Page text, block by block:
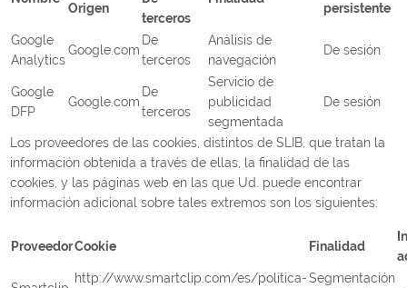
Origen
terceros
persistente
Google
Analytics
Google.com
De
terceros
Análisis de
navegación
De sesión
Google
DFP
Google.com
De
terceros
Servicio de
publicidad
segmentada
De sesión
Los proveedores de las cookies, distintos de SLIB, que tratan la
información obtenida a través de ellas, la finalidad de las
cookies, y las páginas web en las que Ud. puede encontrar
información adicional sobre tales extremos son los siguientes:
ProveedorCookie Finalidad
http://www.smartclip.com/es/política-Segmentación